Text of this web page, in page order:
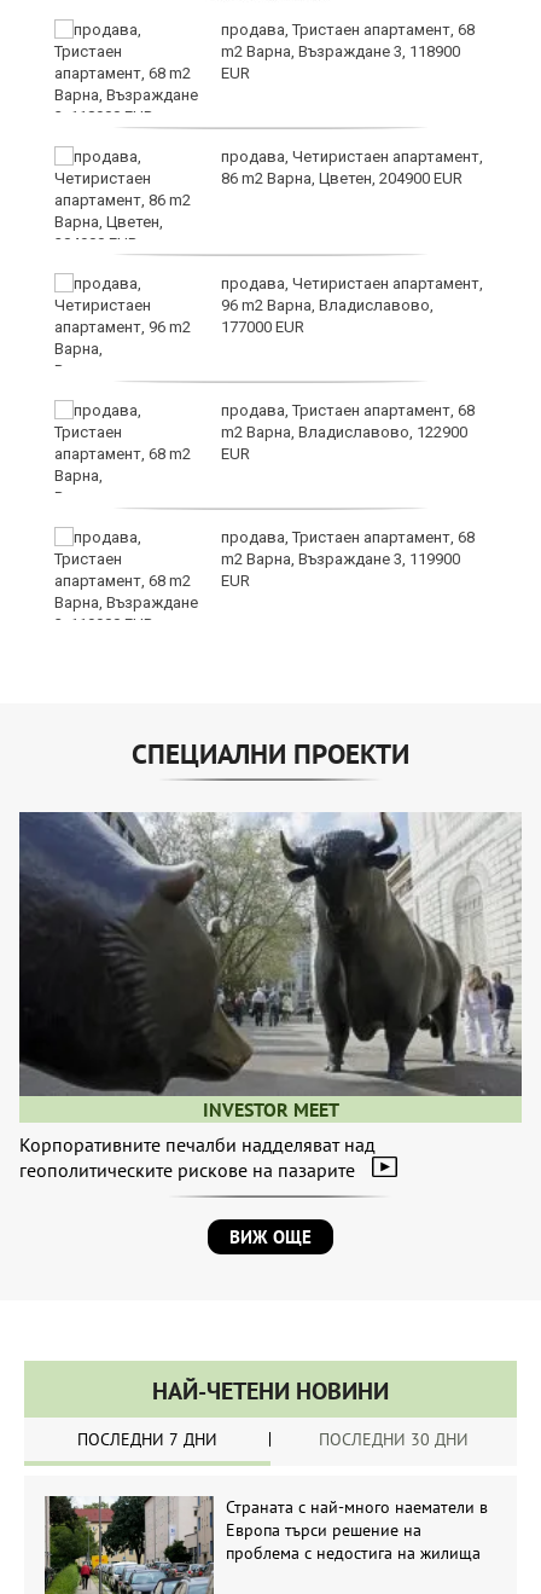
продава, Тристаен апартамент, 68
m2 Варна, Възраждане 3, 118900
EUR
продава, Четиристаен апартамент,
86 m2 Варна, Цветен, 204900 EUR
продава, Четиристаен апартамент,
96 m2 Варна, Владиславово,
177000 EUR
продава, Тристаен апартамент, 68
m2 Варна, Владиславово, 122900
EUR
продава, Тристаен апартамент, 68
m2 Варна, Възраждане 3, 119900
EUR
СПЕЦИАЛНИ ПРОЕКТИ
INVESTOR MEET
Корпоративните печалби надделяват над
геополитическите рискове на пазарите
ВИЖ ОЩЕ
НАЙ-ЧЕТЕНИ НОВИНИ
ПОСЛЕДНИ 7 ДНИ ПОСЛЕДНИ 30 ДНИ
Страната с най-много наематели в
Европа търси решение на
проблема с недостига на жилища